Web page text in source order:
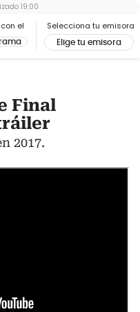
el Selecciona tu emisora
Elige tu emisora
19:00
Final
2017.